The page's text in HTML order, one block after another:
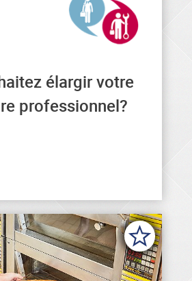
élargir votre
professionnel?
ici des formulations
professionnelles dans